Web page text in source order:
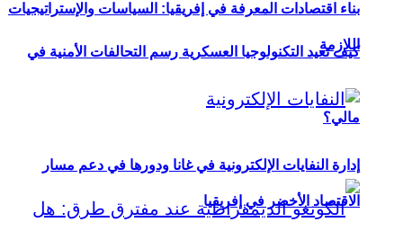
كيف تعيد التكنولوجيا العسكرية رسم التحالفات الأمنية في
مالي؟
بناء اقتصادات المعرفة في إفريقيا: السياسات والإستراتيجيات
اللازمة
إدارة النفايات الإلكترونية في غانا ودورها في دعم مسار
الاقتصاد الأخضر في إفريقيا